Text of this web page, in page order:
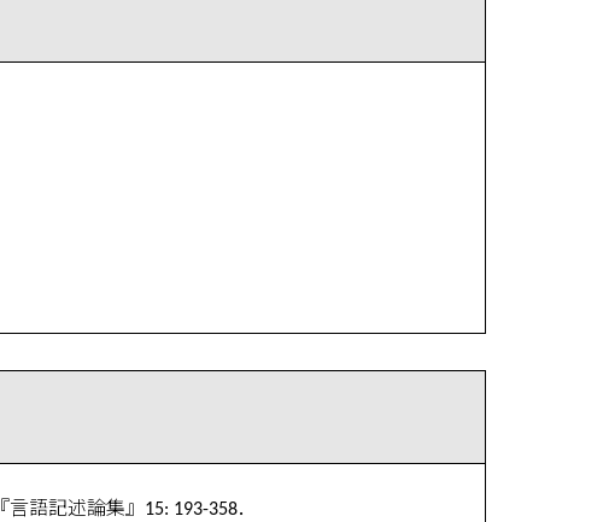
語記述論集』15: 193-358．